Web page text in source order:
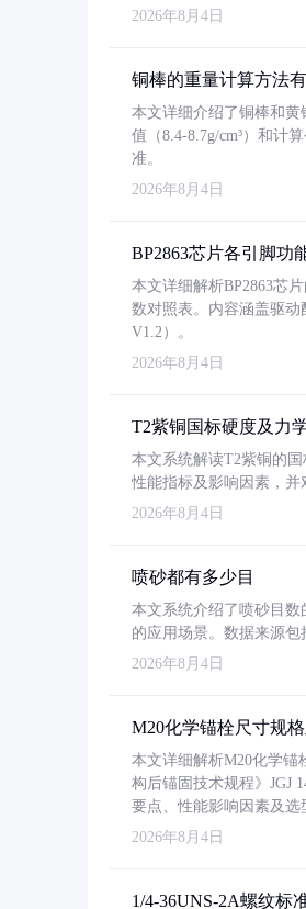
2026年8月4日
铜棒的重量计算方法
本文详细介绍了铜棒和
值（8.4-8.7g/cm³）和计
准。
2026年8月4日
BP2863芯片各引脚功
本文详细解析BP2863芯
数对照表。内容涵盖驱
V1.2）。
2026年8月4日
T2紫铜国标硬度及力
本文系统解读T2紫铜的
性能指标及影响因素，并
2026年8月4日
喷砂都有多少目
本文系统介绍了喷砂目数
的应用场景。数据来源包
2026年8月4日
M20化学锚栓尺寸规
本文详细解析M20化学锚
构后锚固技术规程》JGJ
要点、性能影响因素及选
2026年8月4日
1/4-36UNS-2A螺纹标